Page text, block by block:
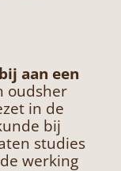
aan een
oudsher
in de
bij
studies
werking